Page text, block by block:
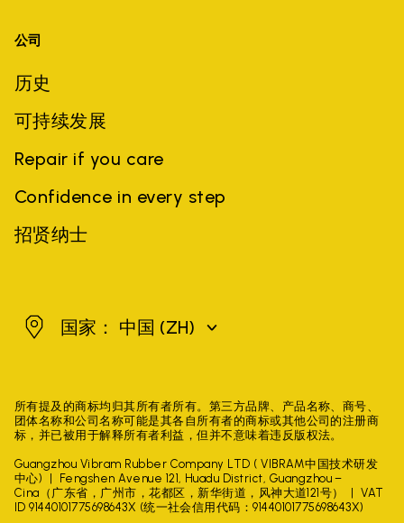
公司
历史
可持续发展
Repair if you care
Confidence in every step
招贤纳士
中国 国家： 中国 (ZH)
所有提及的商标均归其所有者所有。第三方品牌、产品名称、商号、
团体名称和公司名称可能是其各自所有者的商标或其他公司的注册商
标，并已被用于解释所有者利益，但并不意味着违反版权法。
Guangzhou Vibram Rubber Company LTD ( VIBRAM中国技术研发
中心)
Fengshen Avenue 121, Huadu District, Guangzhou –
Cina（广东省，广州市，花都区，新华街道，风神大道121号）
VAT
ID 91440101775698643X (统一社会信用代码：91440101775698643X)